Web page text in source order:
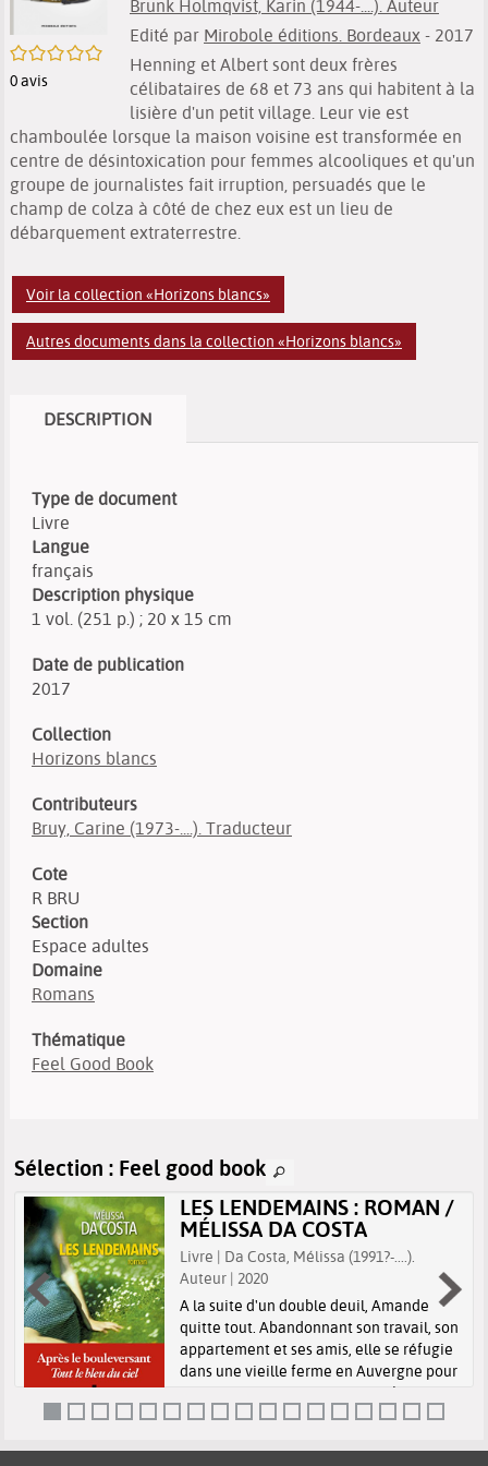
/5
0avis
Brunk Holmqvist, Karin (1944-....). Auteur
Edité par Mirobole éditions. Bordeaux - 2017
Henning et Albert sont deux frères
célibataires de 68 et 73 ans qui habitent à la
lisière d'un petit village. Leur vie est
chamboulée lorsque la maison voisine est transformée en
centre de désintoxication pour femmes alcooliques et qu'un
groupe de journalistes fait irruption, persuadés que le
champ de colza à côté de chez eux est un lieu de
débarquement extraterrestre.
Voir la collection «Horizons blancs»
Autres documents dans la collection «Horizons blancs»
DESCRIPTION
Type de document
Livre
Langue
français
Description physique
1 vol. (251 p.) ; 20 x 15 cm
Date de publication
2017
Collection
Horizons blancs
Contributeurs
Bruy, Carine (1973-....). Traducteur
Cote
R BRU
Section
Espace adultes
Domaine
Romans
Thématique
Feel Good Book
Sélection : Feel good book
LES LENDEMAINS : ROMAN /
MÉLISSA DA COSTA
Livre | Da Costa, Mélissa (1991?-....).
Auteur | 2020
A la suite d'un double deuil, Amande
quitte tout. Abandonnant son travail, son
appartement et ses amis, elle se réfugie
dans une vieille ferme en Auvergne pour
vivre seule et pleinement son chagrin.
Mais dans sa nouvelle maison, e...